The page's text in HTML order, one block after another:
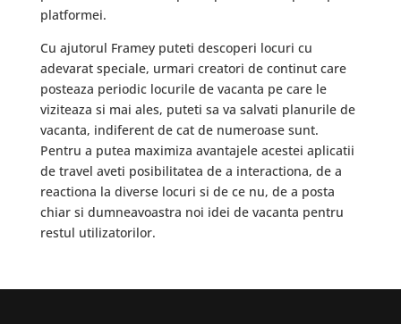
platformei.
Cu ajutorul Framey puteti descoperi locuri cu
adevarat speciale, urmari creatori de continut care
posteaza periodic locurile de vacanta pe care le
viziteaza si mai ales, puteti sa va salvati planurile de
vacanta, indiferent de cat de numeroase sunt.
Pentru a putea maximiza avantajele acestei aplicatii
de travel aveti posibilitatea de a interactiona, de a
reactiona la diverse locuri si de ce nu, de a posta
chiar si dumneavoastra noi idei de vacanta pentru
restul utilizatorilor.